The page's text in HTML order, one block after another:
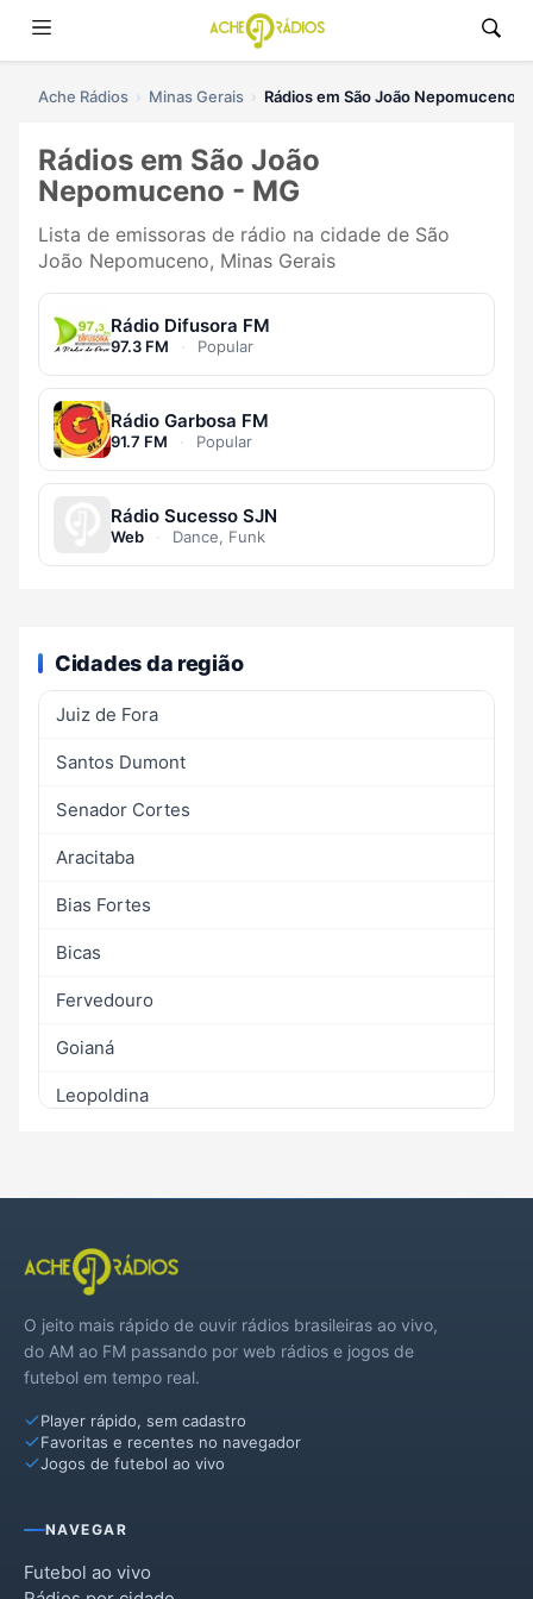
Ache Rádios Minas Gerais Rádios em São João Nepomuceno
Rádios em São João
Nepomuceno - MG
Lista de emissoras de rádio na cidade de São
João Nepomuceno, Minas Gerais
Rádio Difusora FM
97.3 FM · Popular
Rádio Garbosa FM
91.7 FM · Popular
Rádio Sucesso SJN
Web · Dance, Funk
Cidades da região
Juiz de Fora
Santos Dumont
Senador Cortes
Aracitaba
Bias Fortes
Bicas
Fervedouro
Goianá
Leopoldina
Rio Preto
Santana do Deserto
O jeito mais rápido de ouvir rádios brasileiras ao vivo,
do AM ao FM passando por web rádios e jogos de
futebol em tempo real.
Player rápido, sem cadastro
Favoritas e recentes no navegador
Jogos de futebol ao vivo
NAVEGAR
Futebol ao vivo